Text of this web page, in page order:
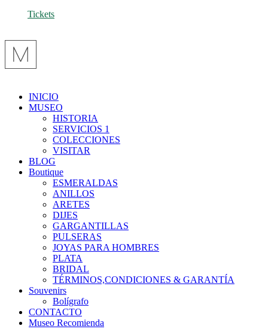
Tickets
INICIO
MUSEO
HISTORIA
SERVICIOS 1
COLECCIONES
VISITAR
BLOG
Boutique
ESMERALDAS
ANILLOS
ARETES
DIJES
GARGANTILLAS
PULSERAS
JOYAS PARA HOMBRES
PLATA
BRIDAL
TÉRMINOS,CONDICIONES & GARANTÍA
Souvenirs
Bolígrafo
CONTACTO
Museo Recomienda